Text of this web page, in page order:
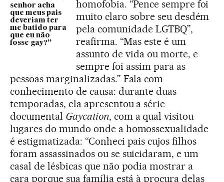
senhor acha
que meus pais
deveriam ter
me batido para
que eu não
fosse gay?”
homofobia. “Pence sempre foi
muito claro sobre seu desdém
pela comunidade LGTBQ”,
reafirma. “Mas este é um
assunto de vida ou morte, e
sempre foi assim para as
pessoas marginalizadas.” Fala com
conhecimento de causa: durante duas
temporadas, ela apresentou a série
documental Gaycation, com a qual visitou
lugares do mundo onde a homossexualidade
é estigmatizada: “Conheci pais cujos filhos
foram assassinados ou se suicidaram, e um
casal de lésbicas que não podia mostrar a
cara porque sua família está à procura delas